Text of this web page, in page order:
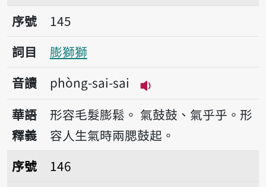
序號145膨獅獅
序號
145
詞目
膨獅獅
音讀
phòng-sai-sai
播放音讀phòng-sai-
華語
釋義
形容毛髮膨鬆。 氣鼓鼓、氣乎乎。形
容人生氣時兩腮鼓起。
序號146屁
序號
146